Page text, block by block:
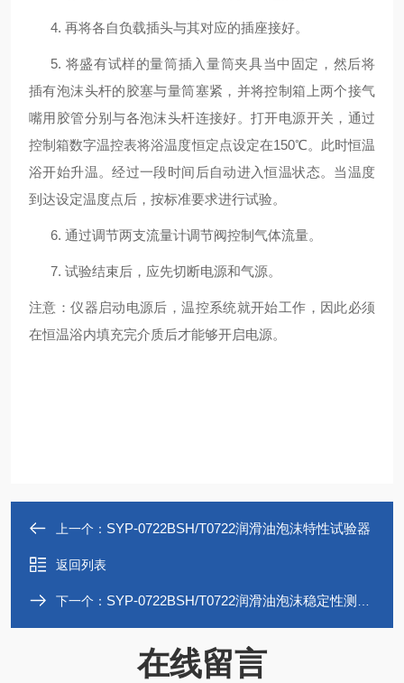
4. 再将各自负载插头与其对应的插座接好。
5. 将盛有试样的量筒插入量筒夹具当中固定，然后将
插有泡沫头杆的胶塞与量筒塞紧，并将控制箱上两个接气
嘴用胶管分别与各泡沫头杆连接好。打开电源开关，通过
控制箱数字温控表将浴温度恒定点设定在150℃。此时恒温
浴开始升温。经过一段时间后自动进入恒温状态。当温度
到达设定温度点后，按标准要求进行试验。
6. 通过调节两支流量计调节阀控制气体流量。
7. 试验结束后，应先切断电源和气源。
注意：仪器启动电源后，温控系统就开始工作，因此必须
在恒温浴内填充完介质后才能够开启电源。
上一个： SYP-0722BSH/T0722润滑油泡沫特性试验器
返回列表
下一个： SYP-0722BSH/T0722润滑油泡沫稳定性测定仪
在线留言